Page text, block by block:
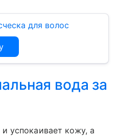
для волос
вода за
успокаивает кожу, а